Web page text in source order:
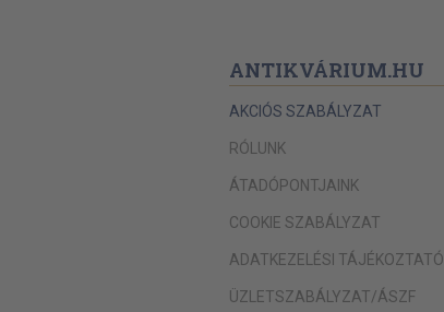
ANTIKVÁRIUM.HU
AKCIÓS SZABÁLYZAT
RÓLUNK
ÁTADÓPONTJAINK
COOKIE SZABÁLYZAT
ADATKEZELÉSI TÁJÉKOZTATÓ
ÜZLETSZABÁLYZAT/ÁSZF